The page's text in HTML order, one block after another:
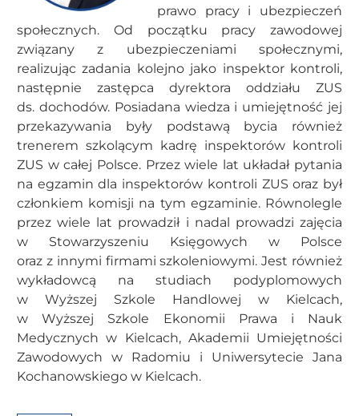
prawo pracy i ubezpieczeń
społecznych. Od początku pracy zawodowej
związany z ubezpieczeniami społecznymi,
realizując zadania kolejno jako inspektor kontroli,
następnie zastępca dyrektora oddziału ZUS
ds. dochodów. Posiadana wiedza i umiejętność jej
przekazywania były podstawą bycia również
trenerem szkolącym kadrę inspektorów kontroli
ZUS w całej Polsce. Przez wiele lat układał pytania
na egzamin dla inspektorów kontroli ZUS oraz był
członkiem komisji na tym egzaminie. Równolegle
przez wiele lat prowadził i nadal prowadzi zajęcia
w Stowarzyszeniu Księgowych w Polsce
oraz z innymi firmami szkoleniowymi. Jest również
wykładowcą na studiach podyplomowych
w Wyższej Szkole Handlowej w Kielcach,
w Wyższej Szkole Ekonomii Prawa i Nauk
Medycznych w Kielcach, Akademii Umiejętności
Zawodowych w Radomiu i Uniwersytecie Jana
Kochanowskiego w Kielcach.